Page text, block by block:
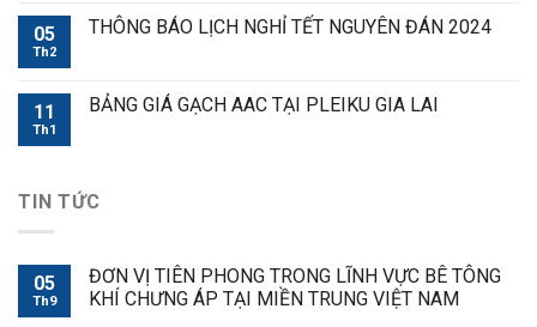
05
Th2
THÔNG BÁO LỊCH NGHỈ TẾT NGUYÊN ĐÁN 2024
11
Th1
BẢNG GIÁ GẠCH AAC TẠI PLEIKU GIA LAI
TIN TỨC
05
Th9
ĐƠN VỊ TIÊN PHONG TRONG LĨNH VỰC BÊ TÔNG
KHÍ CHƯNG ÁP TẠI MIỀN TRUNG VIỆT NAM